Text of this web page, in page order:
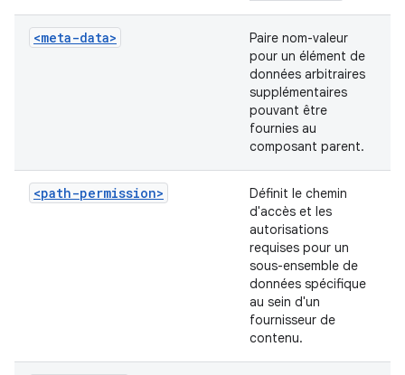
<meta-data>
Paire nom-valeur
pour un élément de
données arbitraires
supplémentaires
pouvant être
fournies au
composant parent.
<path-permission>
Définit le chemin
d'accès et les
autorisations
requises pour un
sous-ensemble de
données spécifique
au sein d'un
fournisseur de
contenu.